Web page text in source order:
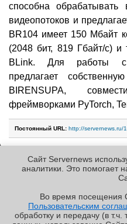
способна
видеопотоков и
BR104 имеет 150 Мбайт
(2048 бит, 819 Гбайт/c) и
BLink. Для работы с
предлагает
BIRENSUPA,
фреймворками PyTorch,
Постоянный URL: http://servernews.ru/
РЕКЛАМА • ООО «ЛАБОРАТОРИЯ
Copyright ©2010-2026
Сайт Servernews
аналитики. Это помогает
Во время посещения
Пользовательским
обработку и передачу (в